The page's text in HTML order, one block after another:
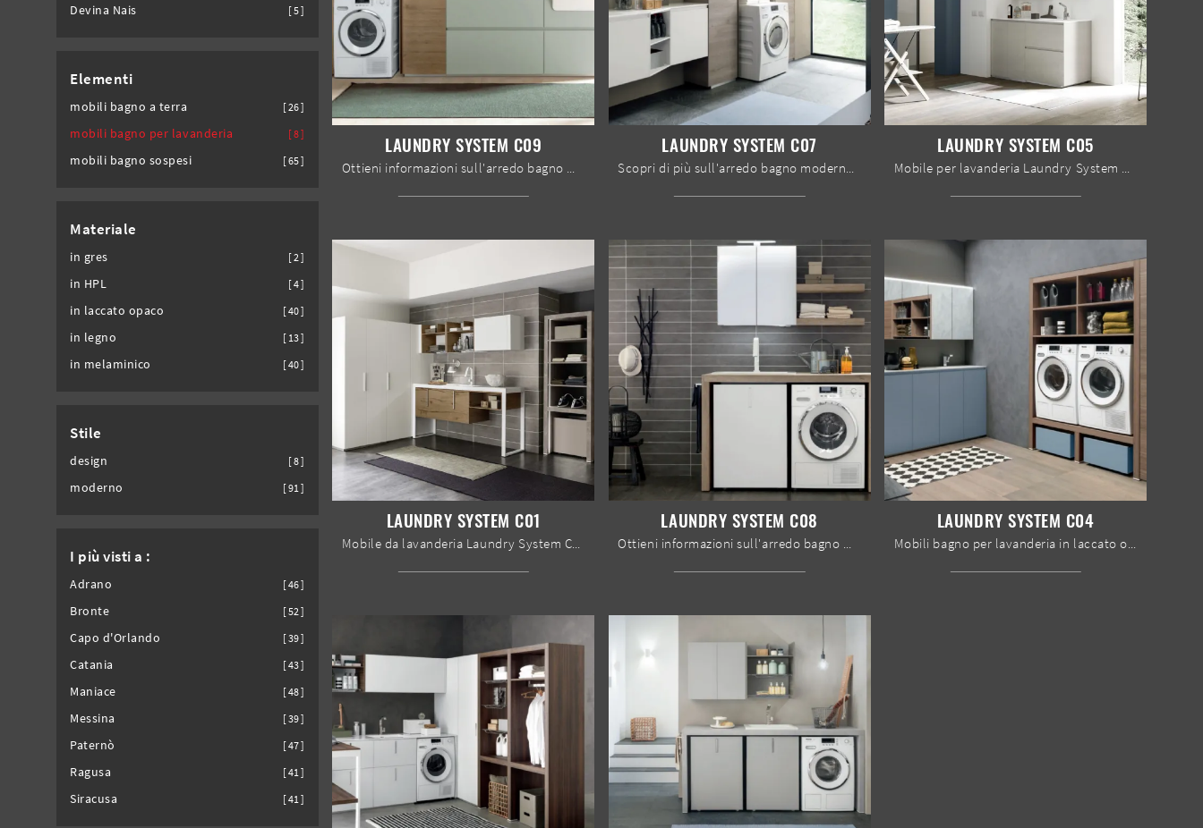
Devina Nais 5
Elementi
mobili bagno a terra 26
mobili bagno per lavanderia 8
mobili bagno sospesi 65
Materiale
in gres 2
in HPL 4
in laccato opaco 40
in legno 13
in melaminico 40
Stile
design 8
moderno 91
I più visti a :
Adrano 46
Bronte 52
Capo d'Orlando 39
Catania 43
Maniace 48
Messina 39
Paternò 47
Ragusa 41
Siracusa 41
LAUNDRY SYSTEM C09
Ottieni informazioni sull'arredo bagno moderno: mobili bagno per lavanderia in laccato opaco come il modello Laundry System C09 di Baxar ti attendono.
LAUNDRY SYSTEM C07
Scopri di più sull'arredo bagno moderno: mobili bagno per lavanderia in laccato opaco come il modello Laundry System C07 di Baxar ti aspettano.
LAUNDRY SYSTEM C05
Mobile per lavanderia Laundry System C05 di Baxar: clicca e scopri di più su mobili bagno per lavanderia in melaminico e accessori della marca.
LAUNDRY SYSTEM C01
Mobile da lavanderia Laundry System C01 di Baxar: clicca e scopri di più su mobili bagno per lavanderia in melaminico e elementi accessori del ...
LAUNDRY SYSTEM C08
Ottieni informazioni sull'arredo bagno moderno: mobili bagno per lavanderia in HPL come il modello Laundry System C08 di Baxar ti attendono.
LAUNDRY SYSTEM C04
Mobili bagno per lavanderia in laccato opaco della firma Baxar: clicca e scopri l'arredo bagno moderno Laundry System C04 per la stanza del benessere.